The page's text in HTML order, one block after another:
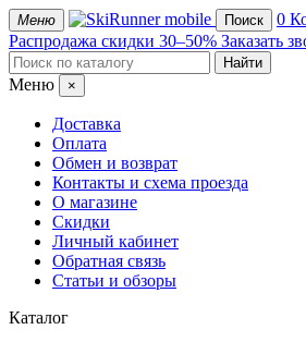
Меню mobile Поиск 0
Распродажа скидки 30–50% Заказать
Меню ×
Доставка
Оплата
Обмен и возврат
Контакты и схема проезда
О магазине
Скидки
Личный кабинет
Обратная связь
Статьи и обзоры
Каталог